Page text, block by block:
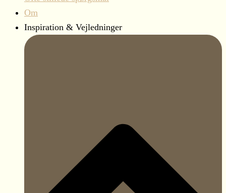
Om
Inspiration & Vejledninger